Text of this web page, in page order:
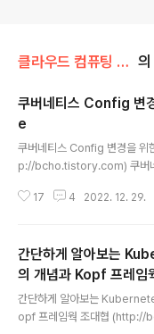
클라우드 컴퓨팅 & NoSQL/도커 & 쿠버네티스 의
쿠버네티스 Config 변
e
쿠버네티스 Config 변경을
p://bcho.tistory.com) 쿠버네
다. 예를 들어서 애플리케이션
만들면 관리가 어렵고 비효율
정만 이러한 문제를 해결하기
s 배포 도구이다. 대표적인
sonnet 예를 들어 아래 그림
의한 YAML 파일이 있을때 전
17 4 2022. 12. 29.
간단하게 알아보는
의 개념과 Kopf 프레임
간단하게 알아보는
opf 프레임웍 조대협